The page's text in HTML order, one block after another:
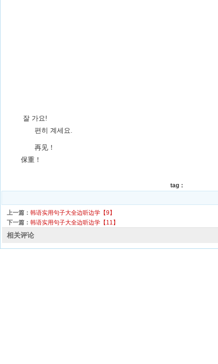
잘 가요!
편히 계세요.
再见！
保重！
tag：
上一篇： 韩语实用句子大全边听边学【9】
下一篇： 韩语实用句子大全边听边学【11】
相关评论